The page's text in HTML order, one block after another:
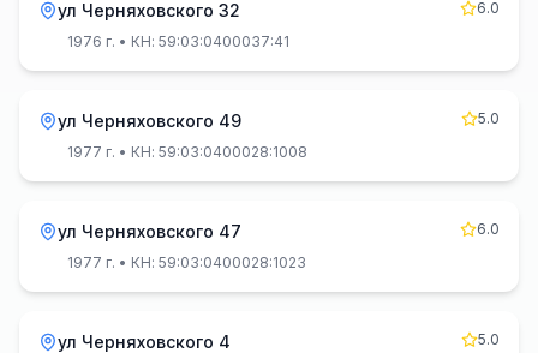
ул Черняховского 32
6.0
1976 г. • КН: 59:03:0400037:41
ул Черняховского 49
5.0
1977 г. • КН: 59:03:0400028:1008
ул Черняховского 47
6.0
1977 г. • КН: 59:03:0400028:1023
ул Черняховского 4
5.0